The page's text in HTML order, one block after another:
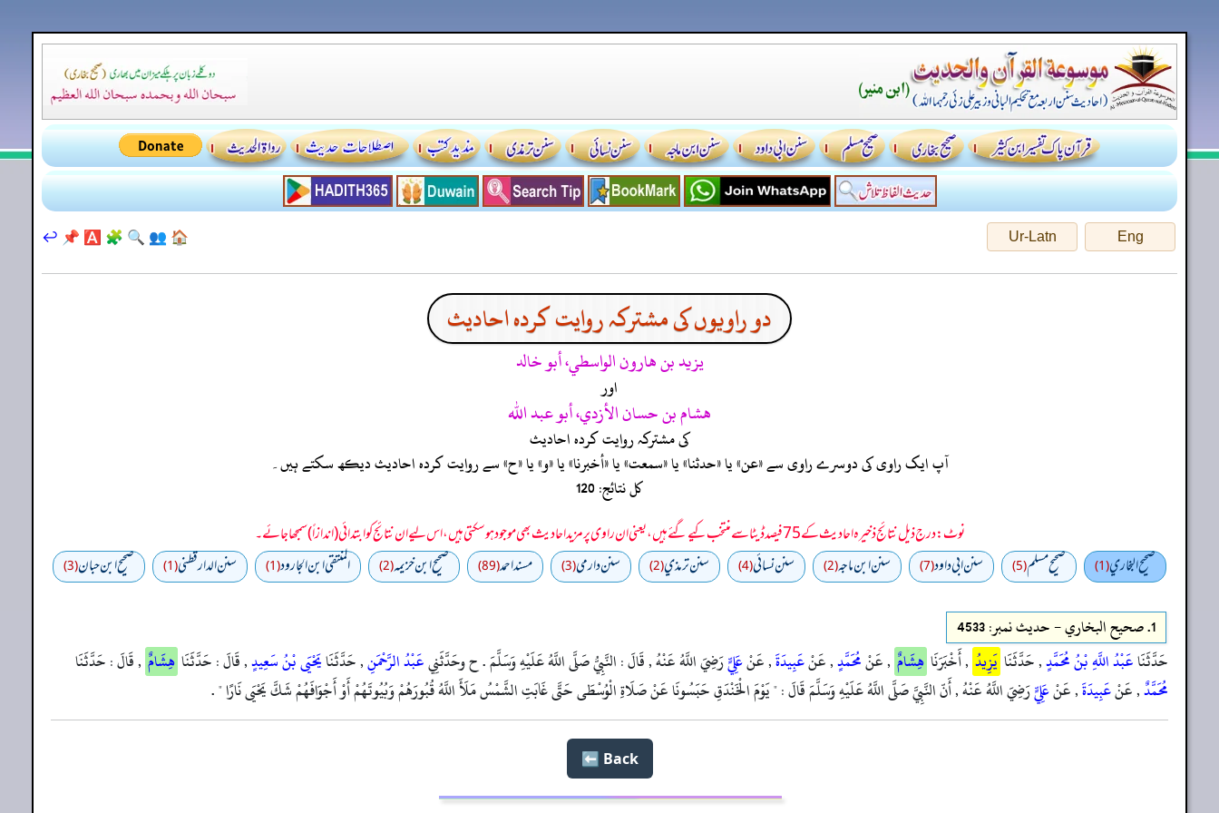
Eng
Ur-Latn
🏠
👥
🔍
🧩
🅰️
📌
↩️
دو راویوں کی مشترکہ روایت کردہ احادیث
يزيد بن هارون الواسطي، أبو خالد
اور
هشام بن حسان الأزدي، أبو عبد الله
کی مشترکہ روایت کردہ احادیث
آپ ایک راوی کی دوسرے راوی سے «عن» یا «حدثنا» یا «سمعت» یا «أخبرنا» یا «و» یا «ح» سے روایت کردہ احادیث دیکھ سکتے ہیں۔
کل نتائج: 120
نوٹ: درج ذیل نتائج ذخیرہ احادیث کے 75 فیصد ڈیٹا سے منتخب کیے گئے ہیں، یعنی ان راوی پر مزید احادیث بھی موجود ہو سکتی ہیں، اس لیے ان نتائج کو ابتدائی (اندازاً) سمجھا جائے۔
صحيح البخاري(1) صحيح مسلم(5) سنن ابي داود(7) سنن ابن ماجه(2) سنن نسائي(4) سنن ترمذي(2) سنن دارمي(3) مسند احمد(89) صحيح ابن خزيمه(2) المنتقى ابن الجارود(1) سنن الدارقطني(1) صحیح ابن حبان(3)
1. صحيح البخاري - حدیث نمبر: 4533
حَدَّثَنَاعَبْدُ اللَّهِ بْنُ مُحَمَّدٍ, حَدَّثَنَا يَزِيدُ , أَخْبَرَنَا هِشَامٌ , عَنْمُحَمَّدٍ, عَنْعَبِيدَةَ, عَنْعَلِيٍّرَضِيَ اللَّهُ عَنْهُ , قَالَ : النَّبِيُّ صَلَّى اللَّهُ عَلَيْهِ وَسَلَّمَ . ح وحَدَّثَنِيعَبْدُ الرَّحْمَنِ, حَدَّثَنَايَحْيَى بْنُ سَعِيدٍ, قَالَ : حَدَّثَنَا هِشَامٌ , قَالَ : حَدَّثَنَا
مُحَمَّدٌ, عَنْعَبِيدَةَ, عَنْعَلِيٍّرَضِيَ اللَّهُ عَنْهُ , أَنّ النَّبِيَّ صَلَّى اللَّهُ عَلَيْهِ وَسَلَّمَ قَالَ : " يَوْمَ الْخَنْدَقِ حَبَسُونَا عَنْ صَلَاةِ الْوُسْطَى حَتَّى غَابَتِ الشَّمْسُ مَلَأَ اللَّهُ قُبُورَهُمْ وَبُيُوتَهُمْ أَوْ أَجْوَافَهُمْ شَكَّ يَحْيَى نَارًا " .
Back ⬅️